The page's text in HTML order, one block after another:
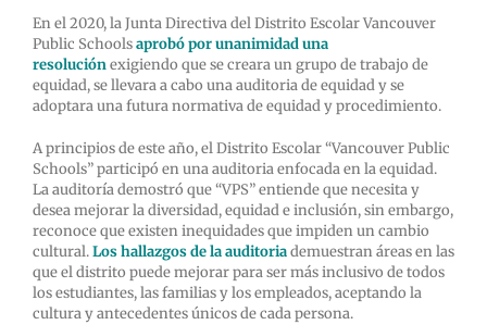
En el 2020, la Junta Directiva del Distrito Escolar Vancouver
Public Schoolsaprobó por unanimidad una
resoluciónexigiendo que se creara un grupo de trabajo de
equidad, se llevara a cabo una auditoria de equidad y se
adoptara una futura normativa de equidad y procedimiento.
A principios de este año, el Distrito Escolar “Vancouver Public
Schools” participó en una auditoria enfocada en la equidad.
La auditoría demostró que “VPS” entiende que necesita y
desea mejorar la diversidad, equidad e inclusión, sin embargo,
reconoce que existen inequidades que impiden un cambio
cultural.Los hallazgos de la auditoriademuestran áreas en las
que el distrito puede mejorar para ser más inclusivo de todos
los estudiantes, las familias y los empleados, aceptando la
cultura y antecedentes únicos de cada persona.